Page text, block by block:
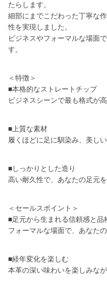
たらします。
細部にまでこだわった丁寧な
性を実現しました。
ビジネスやフォーマルな場面
す。
＜特徴＞
■本格的なストレートチップ
ビジネスシーンで最も格式が
■上質な素材
履くほどに足に馴染み、美し
■しっかりとした造り
高い耐久性で、あなたの足元を
＜セールスポイント＞
■足元から生まれる信頼感と品
フォーマルな場面で、あなた
■経年変化を楽しむ
本革の深い味わいを楽しみな